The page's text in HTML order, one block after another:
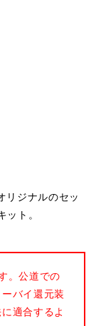
リジナルのセッ
ット。
。公道での
バイ還元装
適合するよ